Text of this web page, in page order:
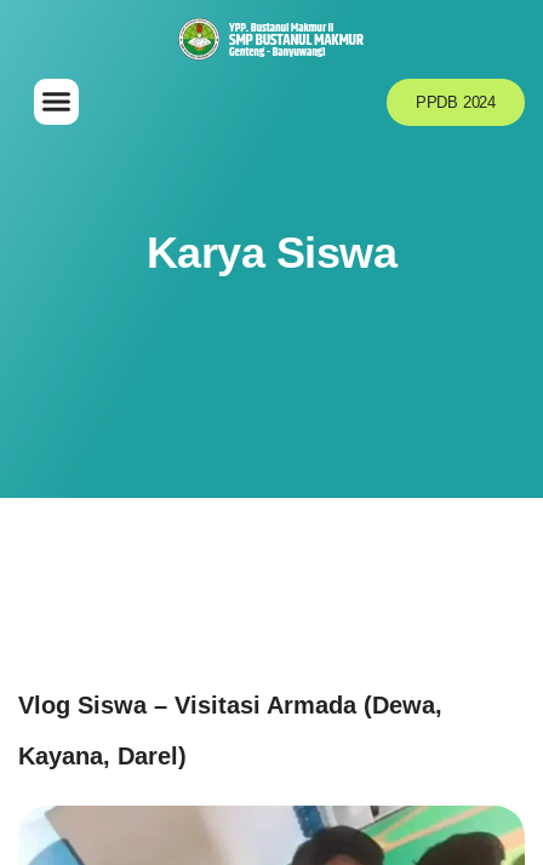
PPDB 2024
Karya Siswa
Vlog Siswa – Visitasi Armada (Dewa,
Kayana, Darel)